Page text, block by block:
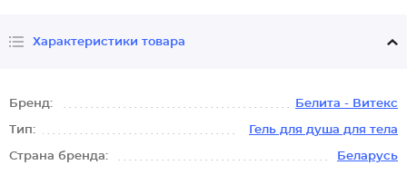
Характеристики товара
Бренд: Белита - Витекс
Тип: Гель для душа для тела
Страна бренда: Беларусь